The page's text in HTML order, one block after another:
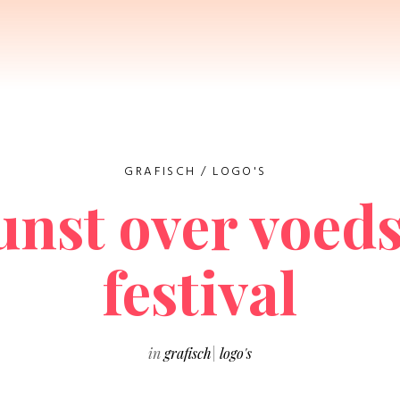
GRAFISCH / LOGO'S
over
festival
ingrafisch logo's